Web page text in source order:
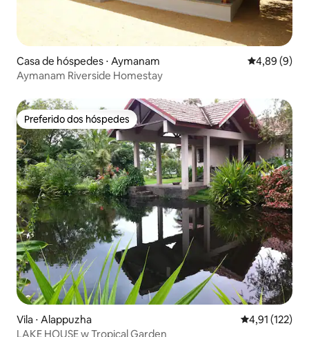
Casa de hóspedes ⋅ Aymanam 4,89 de uma
4,89 (9)
Aymanam Riverside Homestay
Preferido dos hóspedes
Preferido dos hóspedes
Vila ⋅ Alappuzha 4,91 de uma
4,91 (122)
LAKE HOUSE w Tropical Garden